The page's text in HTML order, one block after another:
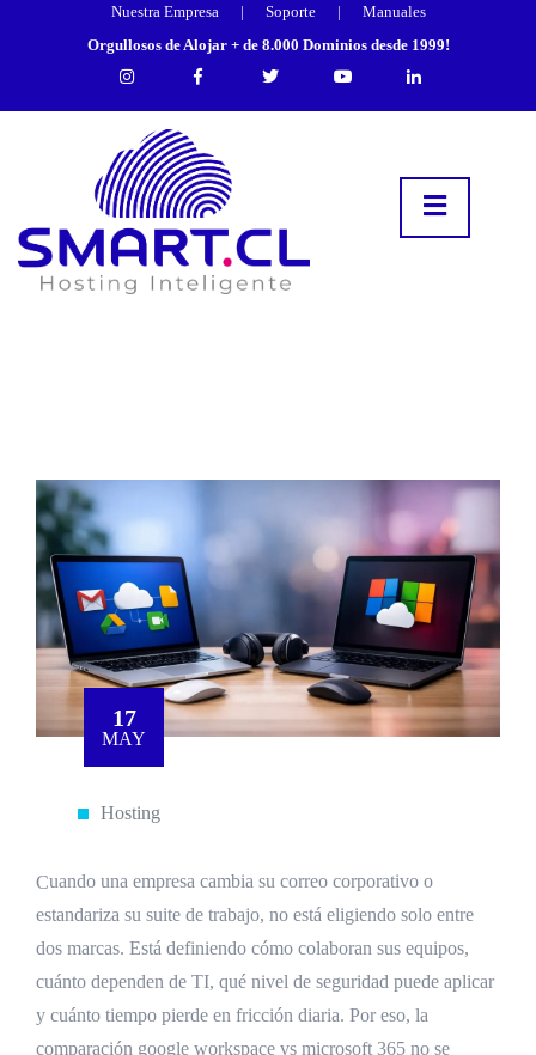
Nuestra Empresa | Soporte |
Manuales
Orgullosos de Alojar + de 8.000 Dominios desde 1999!
17
MAY
Hosting
Cuando una empresa cambia su correo corporativo o
estandariza su suite de trabajo, no está eligiendo solo entre
dos marcas. Está definiendo cómo colaboran sus equipos,
cuánto dependen de TI, qué nivel de seguridad puede aplicar
y cuánto tiempo pierde en fricción diaria. Por eso, la
comparación google workspace vs microsoft 365 no se